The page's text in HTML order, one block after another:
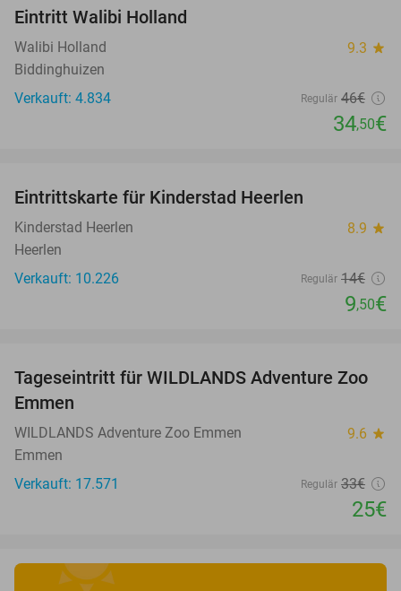
Eintritt Walibi Holland
Walibi Holland 9.3 star
Biddinghuizen
Verkauft: 4.834
Regulär 46€
34,50€
Eintrittskarte für Kinderstad Heerlen
Kinderstad Heerlen 8.9 star
Heerlen
Verkauft: 10.226
Regulär 14€
9,50€
24%
Tageseintritt für WILDLANDS Adventure Zoo
Emmen
WILDLANDS Adventure Zoo Emmen 9.6 star
Emmen
Verkauft: 17.571
Regulär 33€
25€